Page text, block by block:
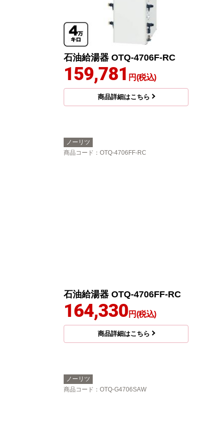
石油給湯器 OTQ-4706F-RC
159,781 円(税込)
商品詳細はこちら
ノーリツ
商品コード ：OTQ-4706FF-RC
石油給湯器 OTQ-4706FF-RC
164,330円(税込)
商品詳細はこちら
ノーリツ
商品コード ：OTQ-G4706SAW